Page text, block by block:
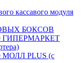
кассавого модуля
БОКСОВ
ГИПЕРМАРКЕТ
МОЛЛ PLUS (с